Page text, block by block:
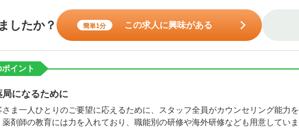
したか？ 簡単1分 この求人に興味がある
イント
になるために
ま一人ひとりのご要望に応えるために、スタッフ全員がカウンセリング能力を
剤師の教育には力を入れており、職能別の研修や海外研修なども用意していま